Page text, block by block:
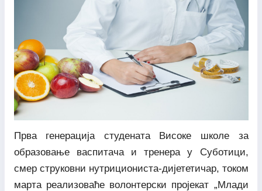
Прва генерација студената Високе школе за
образовање васпитача и тренера у Суботици,
смер струковни нутрициониста-дијететичар, током
марта реализоваће волонтерски пројекат „Млади